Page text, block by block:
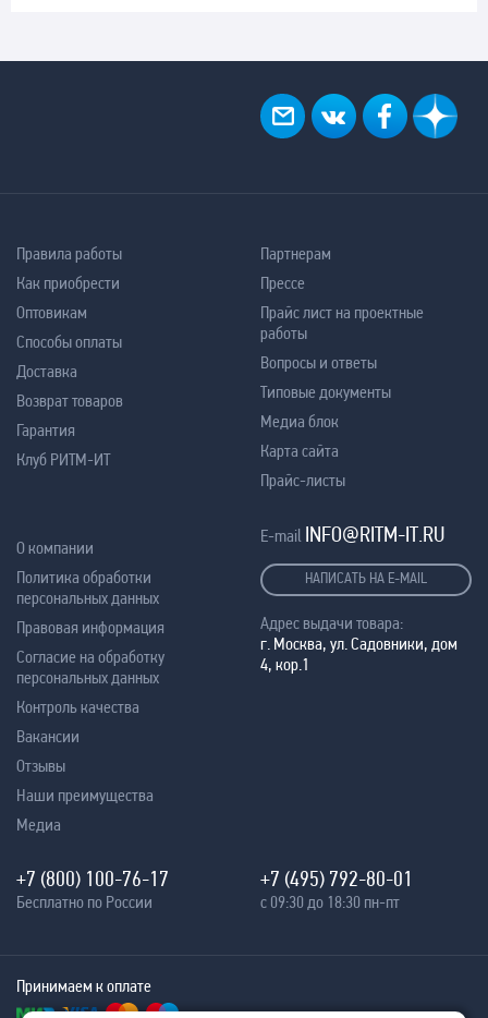
Правила работы
Как приобрести
Оптовикам
Способы оплаты
Доставка
Возврат товаров
Гарантия
Клуб РИТМ-ИТ
Партнерам
Прессе
Прайс лист на проектные
работы
Вопросы и ответы
Типовые документы
Медиа блок
Карта сайта
Прайс-листы
О компании
Политика обработки
персональных данных
Правовая информация
Согласие на обработку
персональных данных
Контроль качества
Вакансии
Отзывы
Наши преимущества
Медиа
E-mail INFO@RITM-IT.RU
НАПИСАТЬ НА E-MAIL
Адрес выдачи товара:
г. Москва, ул. Садовники, дом
4, кор.1
+7 (800) 100-76-17
Бесплатно по России
+7 (495) 792-80-01
с 09:30 до 18:30 пн-пт
Принимаем к оплате